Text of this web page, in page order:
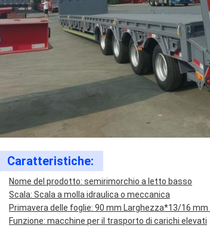
Caratteristiche:
Nome del prodotto: semirimorchio a letto basso
Scala: Scala a molla idraulica o meccanica
Primavera delle foglie: 90 mm Larghezza*13/16
Funzione: macchine per il trasporto di carichi elevati